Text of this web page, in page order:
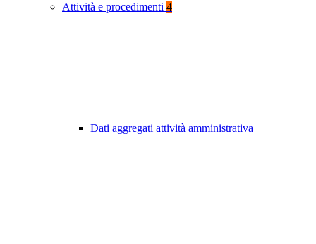
Attività e procedimenti 4
Dati aggregati attività amministrativa